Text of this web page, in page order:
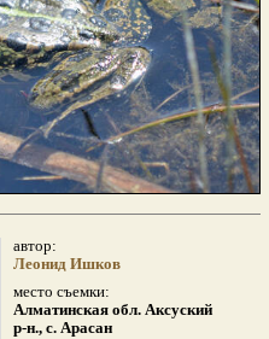
автор:
Леонид Ишков
место съемки:
Алматинская обл. Аксуский
р-н., с. Арасан